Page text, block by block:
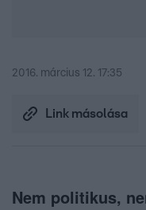
2016. március 12. 17:35
Link másolása
Nem politikus,